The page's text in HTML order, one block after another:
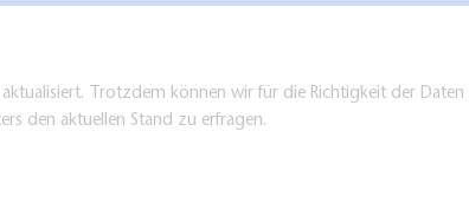
Trotzdem können wir für die Richtigkeit der
den aktuellen Stand zu erfragen.